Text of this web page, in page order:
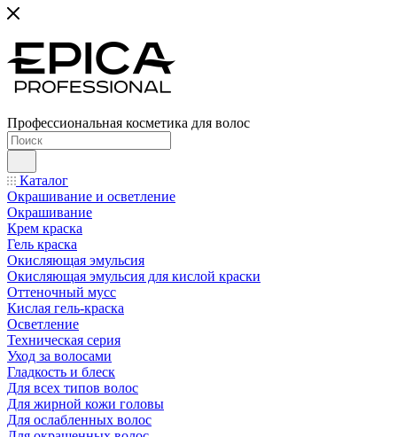
Профессиональная косметика для волос
Каталог
Окрашивание и осветление
Окрашивание
Крем краска
Гель краска
Окисляющая эмульсия
Окисляющая эмульсия для кислой краски
Оттеночный мусс
Кислая гель-краска
Осветление
Техническая серия
Уход за волосами
Гладкость и блеск
Для всех типов волос
Для жирной кожи головы
Для ослабленных волос